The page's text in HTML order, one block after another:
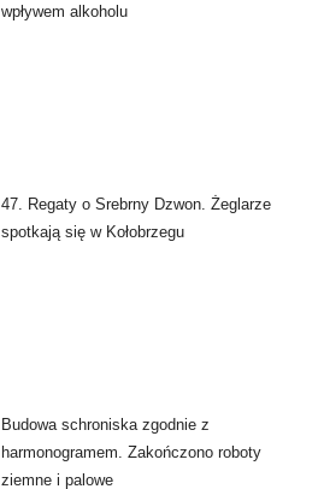
wpływem alkoholu
47. Regaty o Srebrny Dzwon. Żeglarze
spotkają się w Kołobrzegu
Budowa schroniska zgodnie z
harmonogramem. Zakończono roboty
ziemne i palowe